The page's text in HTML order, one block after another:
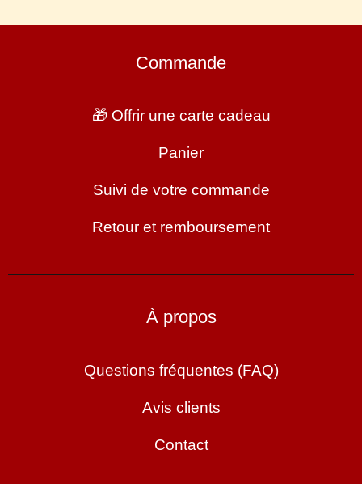
Commande
🎁 Offrir une carte cadeau
Panier
Suivi de votre commande
Retour et remboursement
À propos
Questions fréquentes (FAQ)
Avis clients
Contact